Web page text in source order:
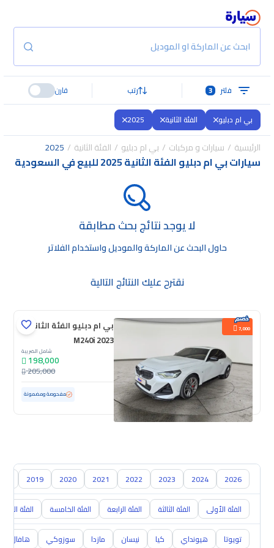
ابحث عن الماركة او الموديل
فلتر 3 رتب قارن
بي ام دبليو الفئة الثانية 2025
الرئيسية سيارات و مركبات بي ام دبليو الفئة الثانية 2025
سيارات بي ام دبليو الفئة الثانية 2025 للبيع في السعودية
لا يوجد نتائج بحث مطابقة
حاول البحث عن الماركة والموديل واستخدام الفلاتر
نقترح عليك النتائج التالية
7,000
بي ام دبليو الفئة الثانية
M240i 2023
شامل الضريبة
198,000
205,000
مستعملة 50,051 كم مفحوصة ومضمونة
2026
2024
2023
2022
2021
2020
2019
الفئة الأولى الفئة الثالثة الفئة الرابعة الفئة الخامسة الفئة
تويوتا هيونداي كيا نيسان مازدا سوزوكي هافال